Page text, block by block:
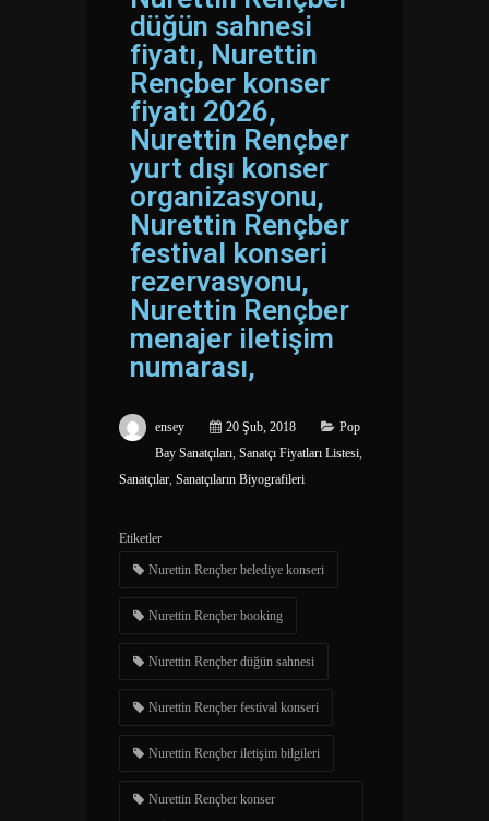
.
düğün sahnesi
fiyatı, Nurettin
Rençber konser
fiyatı 2026,
Nurettin Rençber
yurt dışı konser
organizasyonu,
Nurettin Rençber
festival konseri
rezervasyonu,
Nurettin Rençber
menajer iletişim
numarası,
ensey 20 Şub, 2018
Pop
Bay Sanatçıları Sanatçı Fiyatları Listesi
Sanatçılar Sanatçıların Biyografileri
Etiketler
Nurettin Rençber belediye konseri
Nurettin Rençber booking
Nurettin Rençber düğün sahnesi
Nurettin Rençber festival konseri
Nurettin Rençber iletişim bilgileri
Nurettin Rençber konser